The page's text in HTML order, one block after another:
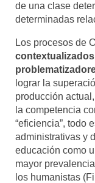
de una clase
determinadas
Los procesos de
contextualizados
lograr la
producción
la competencia
“eficiencia”, todo
administrativas y
educación como
mayor
los humanistas